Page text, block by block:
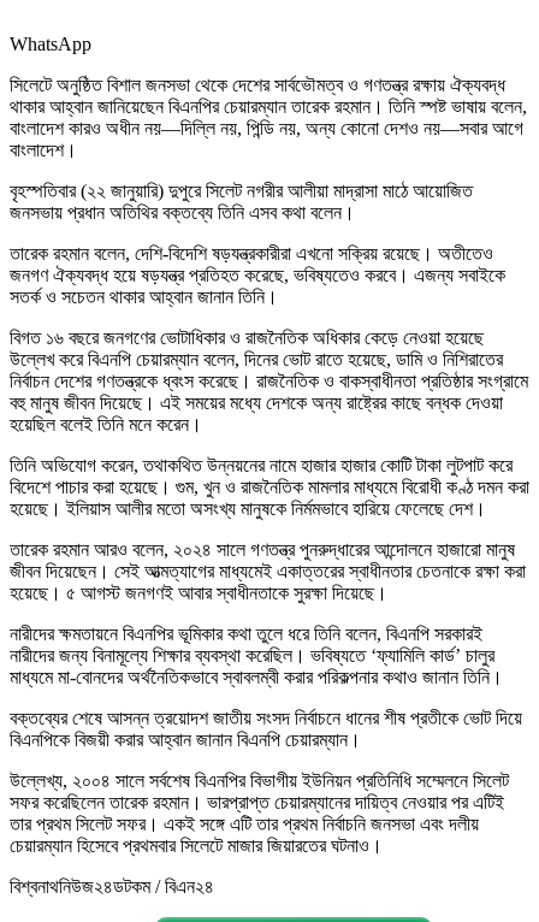
WhatsApp
সিলেটে অনুষ্ঠিত বিশাল জনসভা থেকে দেশের সার্বভৌমত্ব ও গণতন্ত্র রক্ষায় ঐক্যবদ্ধ
থাকার আহ্বান জানিয়েছেন বিএনপির চেয়ারম্যান তারেক রহমান। তিনি স্পষ্ট ভাষায় বলেন,
বাংলাদেশ কারও অধীন নয়—দিল্লি নয়, পিন্ডি নয়, অন্য কোনো দেশও নয়—সবার আগে
বাংলাদেশ।
বৃহস্পতিবার (২২ জানুয়ারি) দুপুরে সিলেট নগরীর আলীয়া মাদ্রাসা মাঠে আয়োজিত
জনসভায় প্রধান অতিথির বক্তব্যে তিনি এসব কথা বলেন।
তারেক রহমান বলেন, দেশি-বিদেশি ষড়যন্ত্রকারীরা এখনো সক্রিয় রয়েছে। অতীতেও
জনগণ ঐক্যবদ্ধ হয়ে ষড়যন্ত্র প্রতিহত করেছে, ভবিষ্যতেও করবে। এজন্য সবাইকে
সতর্ক ও সচেতন থাকার আহ্বান জানান তিনি।
বিগত ১৬ বছরে জনগণের ভোটাধিকার ও রাজনৈতিক অধিকার কেড়ে নেওয়া হয়েছে
উল্লেখ করে বিএনপি চেয়ারম্যান বলেন, দিনের ভোট রাতে হয়েছে, ডামি ও নিশিরাতের
নির্বাচন দেশের গণতন্ত্রকে ধ্বংস করেছে। রাজনৈতিক ও বাকস্বাধীনতা প্রতিষ্ঠার সংগ্রামে
বহু মানুষ জীবন দিয়েছে। এই সময়ের মধ্যে দেশকে অন্য রাষ্ট্রের কাছে বন্ধক দেওয়া
হয়েছিল বলেই তিনি মনে করেন।
তিনি অভিযোগ করেন, তথাকথিত উন্নয়নের নামে হাজার হাজার কোটি টাকা লুটপাট করে
বিদেশে পাচার করা হয়েছে। গুম, খুন ও রাজনৈতিক মামলার মাধ্যমে বিরোধী কণ্ঠ দমন করা
হয়েছে। ইলিয়াস আলীর মতো অসংখ্য মানুষকে নির্মমভাবে হারিয়ে ফেলেছে দেশ।
তারেক রহমান আরও বলেন, ২০২৪ সালে গণতন্ত্র পুনরুদ্ধারের আন্দোলনে হাজারো মানুষ
জীবন দিয়েছেন। সেই আত্মত্যাগের মাধ্যমেই একাত্তরের স্বাধীনতার চেতনাকে রক্ষা করা
হয়েছে। ৫ আগস্ট জনগণই আবার স্বাধীনতাকে সুরক্ষা দিয়েছে।
নারীদের ক্ষমতায়নে বিএনপির ভূমিকার কথা তুলে ধরে তিনি বলেন, বিএনপি সরকারই
নারীদের জন্য বিনামূল্যে শিক্ষার ব্যবস্থা করেছিল। ভবিষ্যতে ‘ফ্যামিলি কার্ড’ চালুর
মাধ্যমে মা-বোনদের অর্থনৈতিকভাবে স্বাবলম্বী করার পরিকল্পনার কথাও জানান তিনি।
বক্তব্যের শেষে আসন্ন ত্রয়োদশ জাতীয় সংসদ নির্বাচনে ধানের শীষ প্রতীকে ভোট দিয়ে
বিএনপিকে বিজয়ী করার আহ্বান জানান বিএনপি চেয়ারম্যান।
উল্লেখ্য, ২০০৪ সালে সর্বশেষ বিএনপির বিভাগীয় ইউনিয়ন প্রতিনিধি সম্মেলনে সিলেট
সফর করেছিলেন তারেক রহমান। ভারপ্রাপ্ত চেয়ারম্যানের দায়িত্ব নেওয়ার পর এটিই
তার প্রথম সিলেট সফর। একই সঙ্গে এটি তার প্রথম নির্বাচনি জনসভা এবং দলীয়
চেয়ারম্যান হিসেবে প্রথমবার সিলেটে মাজার জিয়ারতের ঘটনাও।
বিশ্বনাথনিউজ২৪ডটকম / বিএন২৪